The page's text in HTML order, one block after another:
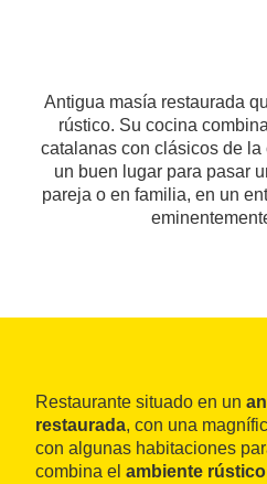
Antigua masía restaurada
rústico. Su cocina
catalanas con clásicos de
un buen lugar para pasar
pareja o en familia, en un
Restaurante situado en un
restaurada, con una
con algunas habitaciones
combina el ambiente rústico